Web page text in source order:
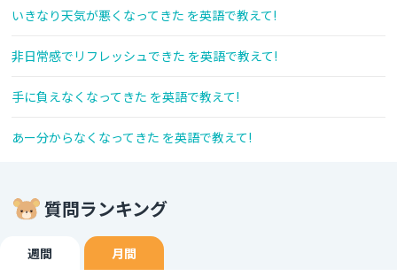
いきなり天気が悪くなってきた を英語で教えて!
非日常感でリフレッシュできた を英語で教えて!
手に負えなくなってきた を英語で教えて!
あー分からなくなってきた を英語で教えて!
質問ランキング
週間 月間